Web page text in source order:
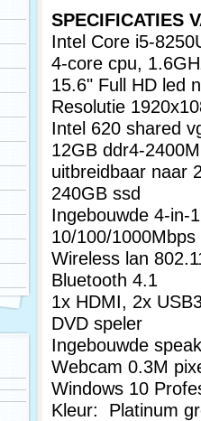
SPECIFICATIES
Intel Core i5-
4-core cpu,
15.6" Full HD led
Resolutie
Intel 620 shared
12GB ddr4-
uitbreidbaar naar
240GB ssd
Ingebouwde 4-in-
10/100/
Wireless lan
Bluetooth 4.1
1x HDMI, 2x
DVD speler
Ingebouwde
Webcam 0.3M
Windows 10
Kleur: Platinum